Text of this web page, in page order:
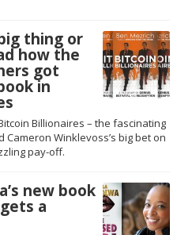
thing or
how the
got
in
Billionaires – the fascinating
Winklevoss’s big bet on
pay-off.
new book
a